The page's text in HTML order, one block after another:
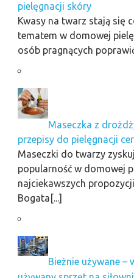
pielęgnacji skóry
Kwasy na twarz stają się
tematem w domowej
osób pragnących
Maseczka z
przepisy do pielęgnacji
Maseczki do twarzy
popularność w domowej
najciekawszych
Bogata[...]
Bieżnie używane –